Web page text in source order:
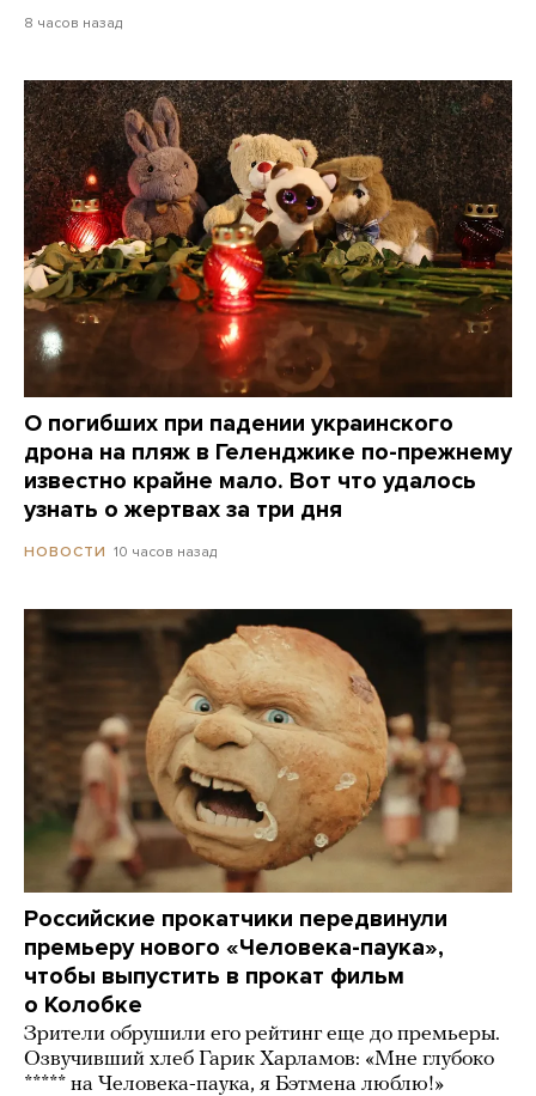
8 часов назад
О погибших при падении украинского
дрона на пляж в Геленджике по-прежнему
известно крайне мало. Вот что удалось
узнать о жертвах за три дня
НОВОСТИ 10 часов назад
Российские прокатчики передвинули
премьеру нового «Человека-паука»,
чтобы выпустить в прокат фильм
о Колобке
Зрители обрушили его рейтинг еще до премьеры.
Озвучивший хлеб Гарик Харламов: «Мне глубоко
***** на Человека-паука, я Бэтмена люблю!»